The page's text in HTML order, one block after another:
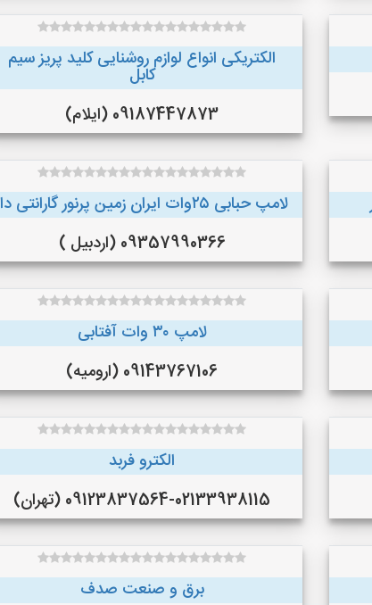
الکتریکی انواع لوازم روشنایی کلید پریز سیم
کابل
09187447873 (ایلام)
لامپ حبابی ۲۵وات ایران زمین پرنور گارانتی دار
09357990366 (اردبیل )
لامپ ۳۰ وات آفتابی
09143767106 (ارومیه)
الکترو فربد
09123837564-02133938115 (تهران)
برق و صنعت صدف